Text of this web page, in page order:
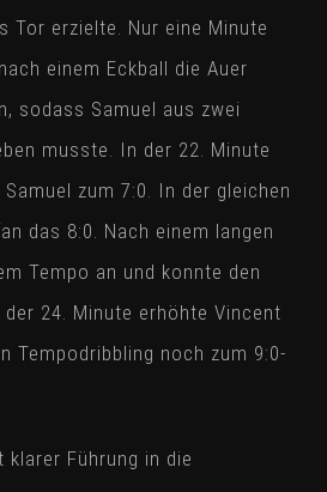
Tor erzielte. Nur eine Minute
einem Eckball die Auer
sodass Samuel aus zwei
musste. In der 22. Minute
zum 7:0. In der gleichen
das 8:0. Nach einem langen
Tempo an und konnte den
24. Minute erhöhte Vincent
Tempodribbling noch zum 9:0-
klarer Führung in die